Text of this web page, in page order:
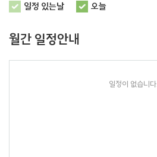
일정 있는날 오늘
월간 일정안내
일정이 없습니다.